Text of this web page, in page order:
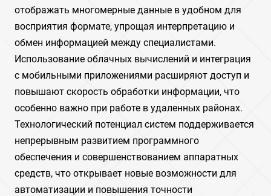
отображать многомерные данные в удобном для
восприятия формате, упрощая интерпретацию и
обмен информацией между специалистами.
Использование облачных вычислений и интеграция
с мобильными приложениями расширяют доступ и
повышают скорость обработки информации, что
особенно важно при работе в удаленных районах.
Технологический потенциал систем поддерживается
непрерывным развитием программного
обеспечения и совершенствованием аппаратных
средств, что открывает новые возможности для
автоматизации и повышения точности